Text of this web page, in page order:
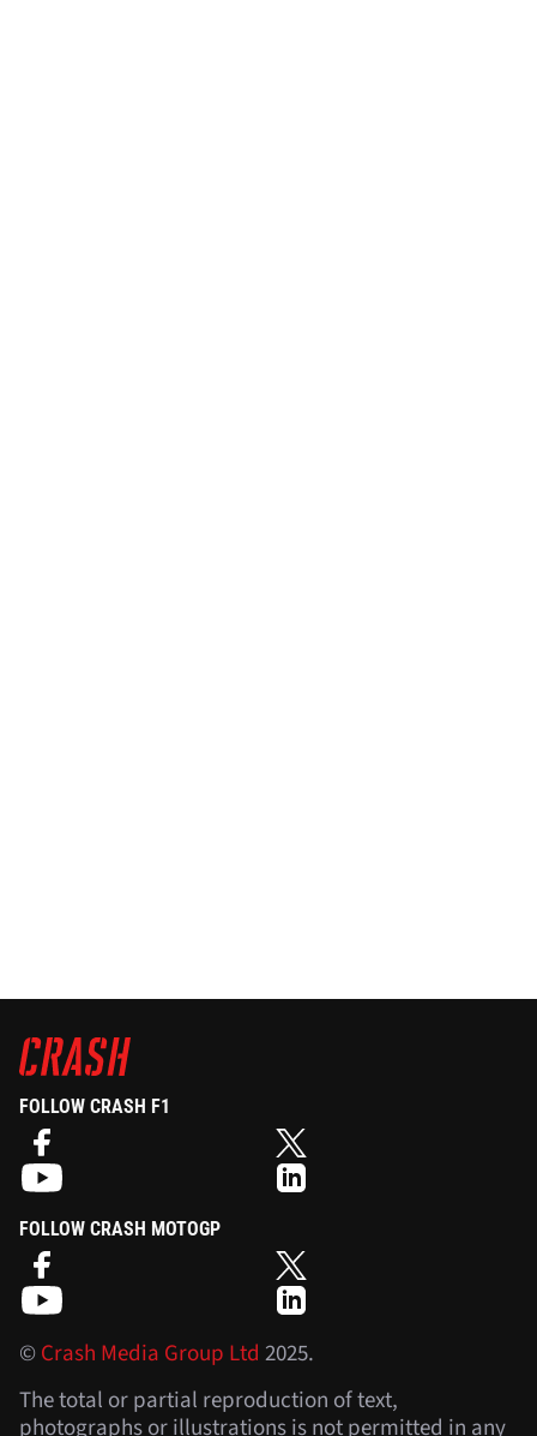
FOLLOW CRASH F1
FOLLOW CRASH MOTOGP
©Crash Media Group Ltd 2025.
The total or partial reproduction of text,
photographs or illustrations is not permitted in any